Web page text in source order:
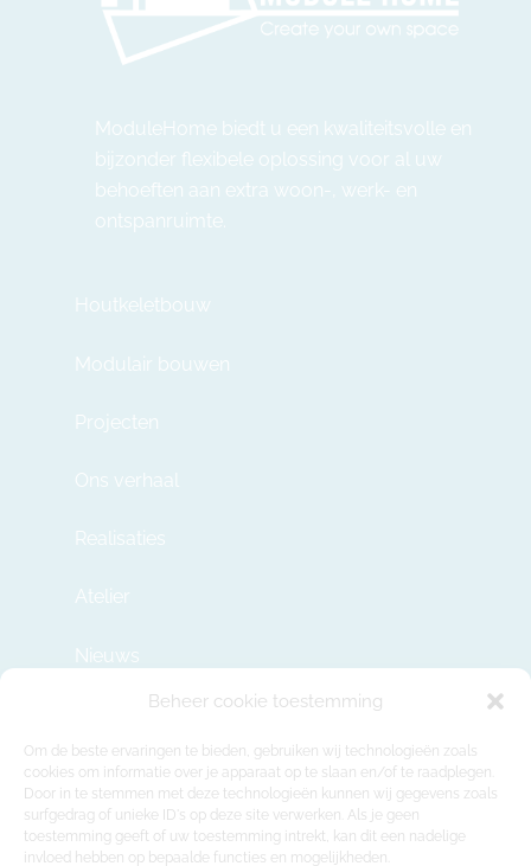
Beheer cookie toestemming
Om de beste ervaringen te bieden, gebruiken wij technologieën zoals
cookies om informatie over je apparaat op te slaan en/of te raadplegen.
Door in te stemmen met deze technologieën kunnen wij gegevens zoals
surfgedrag of unieke ID's op deze site verwerken. Als je geen
toestemming geeft of uw toestemming intrekt, kan dit een nadelige
invloed hebben op bepaalde functies en mogelijkheden.
ModuleHome biedt u een kwaliteitsvolle en
bijzonder flexibele oplossing voor al uw
behoeften aan extra woon-, werk- en
ontspanruimte.
Houtkeletbouw
Modulair bouwen
Projecten
Ons verhaal
Realisaties
Atelier
Nieuws
info@modulehome.be
+32 2 669 36 50